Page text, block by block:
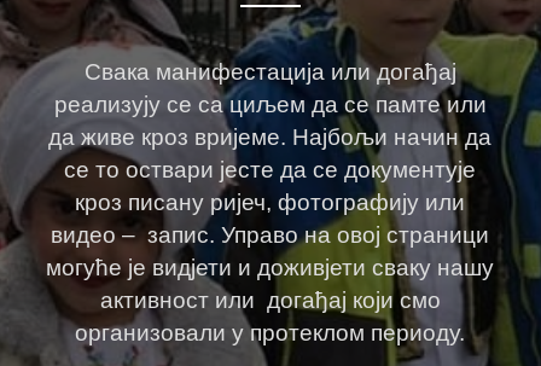
Свака манифестација или догађај
реализују се са циљем да се памте или
да живе кроз вријеме. Најбољи начин да
се то оствари јесте да се документује
кроз писану ријеч, фотографију или
видео – запис. Управо на овој страници
могуће је видјети и доживјети сваку нашу
активност или догађај који смо
организовали у протеклом периоду.